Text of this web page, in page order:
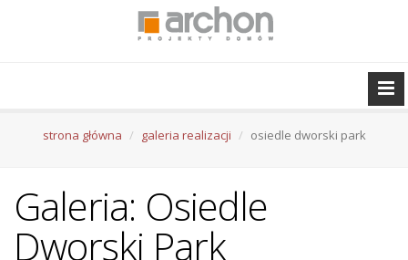
strona główna galeria realizacji osiedle dworski park
Galeria: Osiedle
Dworski Park